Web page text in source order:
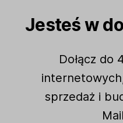
Jesteś w
Dołącz do
sprzedaż i